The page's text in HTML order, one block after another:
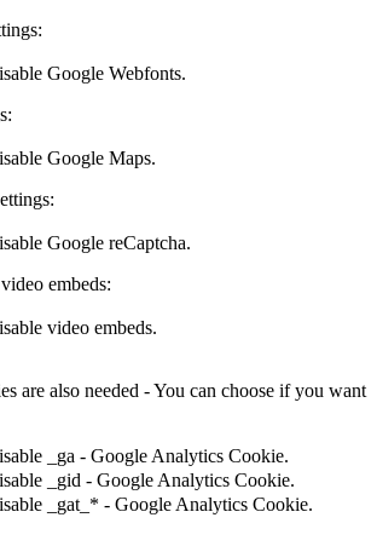
Google Webfonts.
Google Maps.
Google reCaptcha.
embeds:
video embeds.
are also needed - You can choose if you want
_ga - Google Analytics Cookie.
_gid - Google Analytics Cookie.
_gat_* - Google Analytics Cookie.